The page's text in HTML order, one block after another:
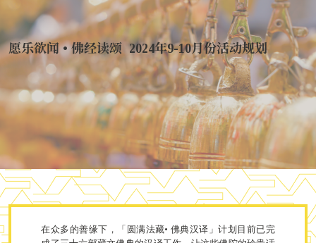
愿乐欲闻 • 佛经读颂 2024年9-10月份活动规划
在众多的善缘下，「圆满法藏• 佛典汉译」计划目前已完